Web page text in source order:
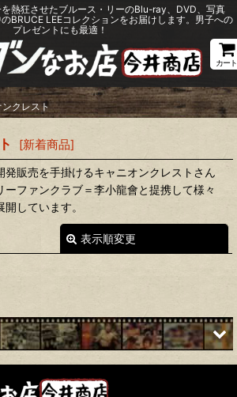
熱狂させたブルース・リーのBlu-ray、DVD、写真
BRUCE LEEコレクションをお届けします。男子への
プレゼントにも最適！
カート
クレスト
[新着商品]
発販売を手掛けるキャニオンクレストさん
ーファンクラブ＝李小龍會と提携して様々
しています。
表示順変更
ゴン』！